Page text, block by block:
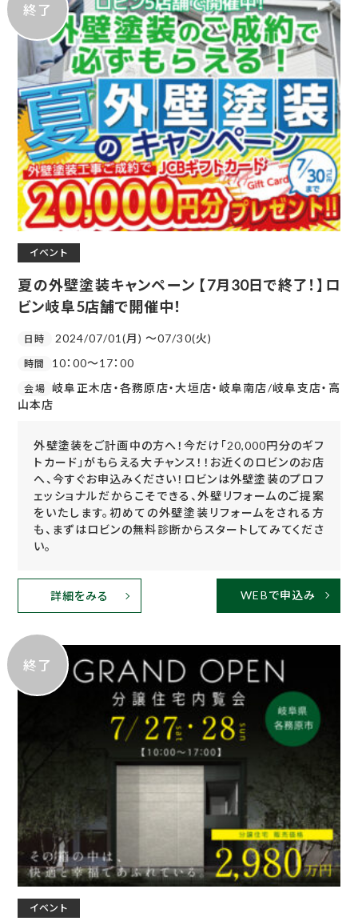
終了
イベント
夏の外壁塗装キャンペーン 【7月30日で終了！】ロ
ビン岐阜5店舗で開催中！
日時 2024/07/01(月) 〜07/30(火)
時間 10：00～17：00
会場 岐阜正木店・各務原店・大垣店・岐阜南店/岐阜支店・高
山本店
外壁塗装をご計画中の方へ！今だけ「20,000円分のギフ
トカード」がもらえる大チャンス！！お近くのロビンのお店
へ、今すぐお申込みください！ロビンは外壁塗装のプロフ
ェッショナルだからこそできる、外壁リフォームのご提案
をいたします。初めての外壁塗装リフォームをされる方
も、まずはロビンの無料診断からスタートしてみてくださ
い。
詳細をみる WEBで申込み
終了
イベント